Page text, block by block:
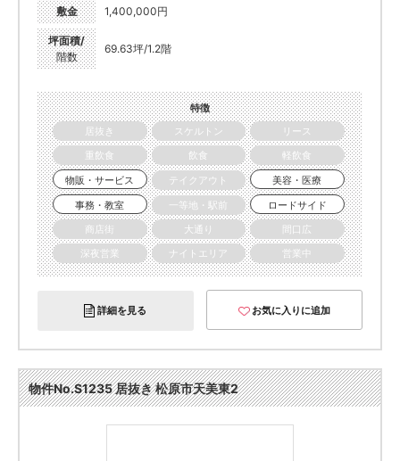
敷金 1,400,000円
坪面積/
階数
69.63坪/1.2階
特徴
居抜き
スケルトン
リース
重飲食
飲食
軽飲食
物販・サービス
テイクアウト
美容・医療
事務・教室
一等地・駅前
ロードサイド
商店街
大通り
間口広
深夜営業
ナイトエリア 営業中
詳細を見る お気に入りに追加
物件No.S1235 居抜き 松原市天美東2